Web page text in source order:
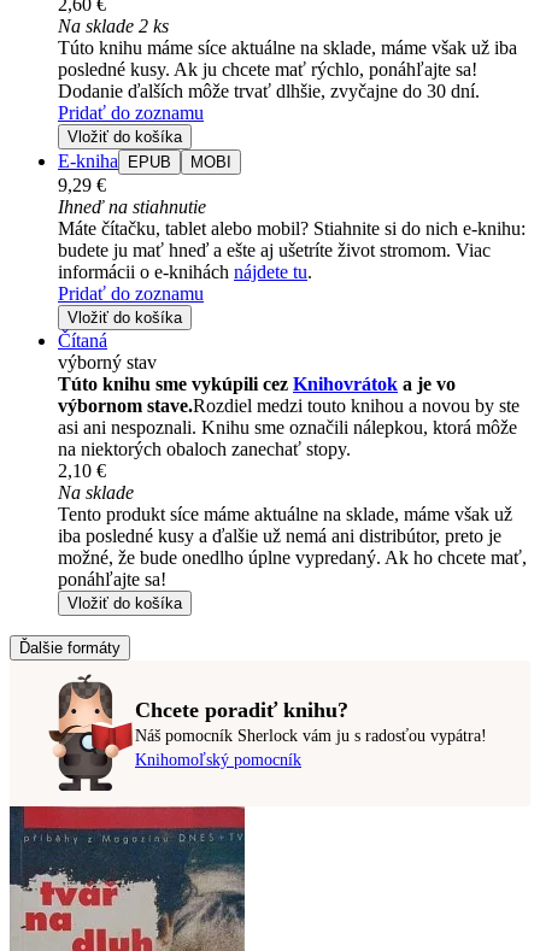
2,60 €
Na sklade 2 ks
Túto knihu máme síce aktuálne na sklade, máme však už iba
posledné kusy. Ak ju chcete mať rýchlo, ponáhľajte sa!
Dodanie ďalších môže trvať dlhšie, zvyčajne do 30 dní.
Pridať do zoznamu
Vložiť do košíka
E-kniha EPUB MOBI
9,29 €
Ihneď na stiahnutie
Máte čítačku, tablet alebo mobil? Stiahnite si do nich e-knihu:
budete ju mať hneď a ešte aj ušetríte život stromom. Viac
informácii o e-knihách nájdete tu.
Pridať do zoznamu
Vložiť do košíka
Čítaná
výborný stav
Túto knihu sme vykúpili cez Knihovrátok a je vo
výbornom stave.Rozdiel medzi touto knihou a novou by ste
asi ani nespoznali. Knihu sme označili nálepkou, ktorá môže
na niektorých obaloch zanechať stopy.
2,10 €
Na sklade
Tento produkt síce máme aktuálne na sklade, máme však už
iba posledné kusy a ďalšie už nemá ani distribútor, preto je
možné, že bude onedlho úplne vypredaný. Ak ho chcete mať,
ponáhľajte sa!
Vložiť do košíka
Ďalšie formáty
Chcete poradiť knihu?
Náš pomocník Sherlock vám ju s radosťou vypátra!
Knihomoľský pomocník